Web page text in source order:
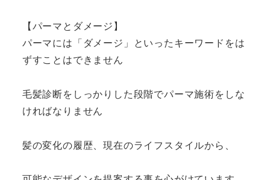
【パーマとダメージ】
パーマには「ダメージ」といったキーワードをは
ずすことはできません
毛髪診断をしっかりした段階でパーマ施術をしな
ければなりません
髪の変化の履歴、現在のライフスタイルから、